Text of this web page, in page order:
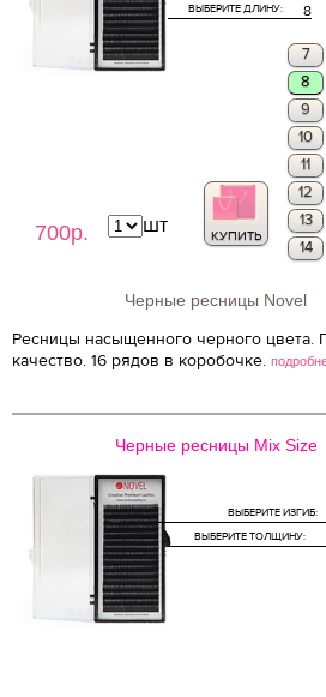
700р.
8
ВЫБЕРИТЕ ДЛИНУ:
7
8
9
10
11
12
13
14
КУПИТЬ
шт
Черные ресницы Novel
Ресницы насыщенного черного цвета.
качество. 16 рядов в коробочке.
Черные ресницы Mix Size
ВЫБЕРИТЕ ИЗГИБ:
ВЫБЕРИТЕ ТОЛЩИНУ: